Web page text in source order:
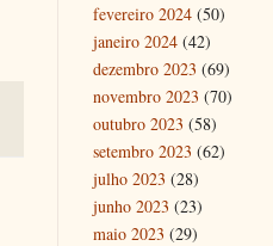
fevereiro 2024 (50)
janeiro 2024 (42)
dezembro 2023 (69)
novembro 2023 (70)
outubro 2023 (58)
setembro 2023 (62)
julho 2023 (28)
junho 2023 (23)
maio 2023 (29)